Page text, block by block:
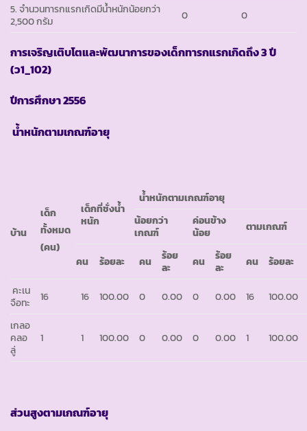
5. จำนวนทารกแรกเกิดมีน้ำหนักน้อยกว่า
2,500 กรัม
0 0
การเจริญเติบโตและพัฒนาการของเด็กทารกแรกเกิดถึง3 ปี
(ว1_102)
ปีการศึกษา2556
น้ำหนักตามเกณฑ์อายุ
บ้าน
เด็ก
ทั้งหมด
(คน)
เด็กที่ชั่งน้ำ
หนัก
น้ำหนักตามเกณฑ์อายุ
น้อยกว่า
เกณฑ์
ค่อนข้าง
น้อย
ตามเกณฑ์
คน ร้อยละ คน
ร้อย
ละ
คน
ร้อย
ละ
คน
ร้อยละ
คะเน
จือทะ
16 16 100.00 0 0.00 0 0.00 16
100.00
เกลอ
คลอ
ลู่
1 1 100.00 0 0.00 0 0.00 1 100.00
ส่วนสูงตามเกณฑ์อายุ